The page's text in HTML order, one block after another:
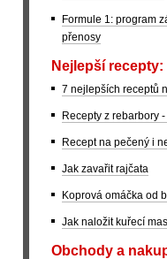
Formule 1: program
přenosy
Nejlepší recepty:
7 nejlepších receptů
Recepty z rebarbory
Recept na pečený i
Jak zavařit rajčata
Koprová omáčka od
Jak naložit kuřecí
Obchody a